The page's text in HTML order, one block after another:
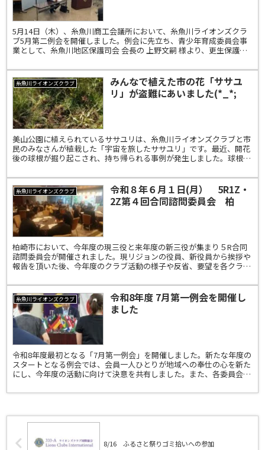
5月14日（木）、糸魚川商工会議所において、糸魚川ライオンズクラ
ブ5月第二例会を開催しました。例会に先立ち、青少年育成委員会事
業として、糸魚川地区保護司会 会長の 上野文嗣 様より、更生保護制
糸魚川ライオンズクラブ
みんなで植えた市の花「ササユ
リ」が盗難にあいました(*_*;
美山公園に植えられているササユリは、糸魚川ライオンズクラブと市
民のみなさんが植栽した「宇宙を旅したササユリ」です。最近、開花
後の球根が掘り起こされ、持ち帰られる事例が発生しました。球根の
糸魚川ライオンズクラブ
令和８年６月１日(月） 5R1Z・
2Z第４回合同諮問委員会 柏
柏崎市において、今年度の現三役と来年度の新三役が集まり５R合同
諮問委員会が開催されました。現リジョンの役員、新役員から挨拶や
報告を頂いた後、今年度のクラブ活動の様子や反省、要望を各クラブ
糸魚川ライオンズクラブ
令和8年度 7月第一例会を開催し
ました
令和8年度最初となる「7月第一例会」を開催しました。新たな年度の
スタートとなる例会では、会員一人ひとりが地域への奉仕の心を新た
にし、今年度の活動に向けて決意を共有しました。また、各委員会で
8/16 ふるさと祭りゴミ拾いへの参加